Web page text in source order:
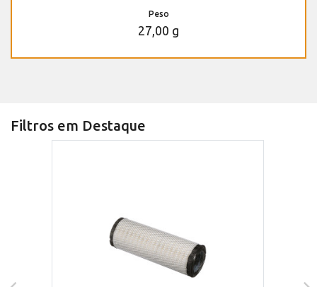
Peso
27,00 g
Filtros em Destaque